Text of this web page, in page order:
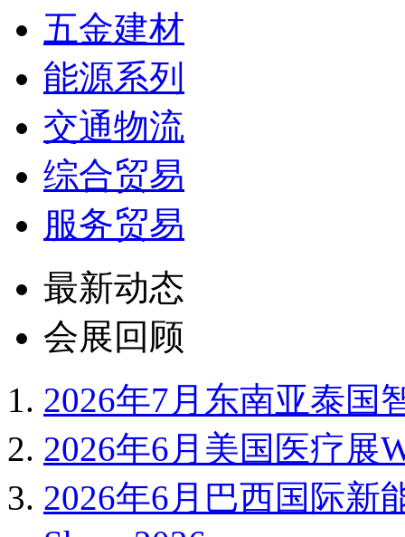
五金建材
能源系列
交通物流
综合贸易
服务贸易
最新动态
会展回顾
2026年7月东南亚泰国
2026年6月美国医疗展
2026年6月巴西国际新